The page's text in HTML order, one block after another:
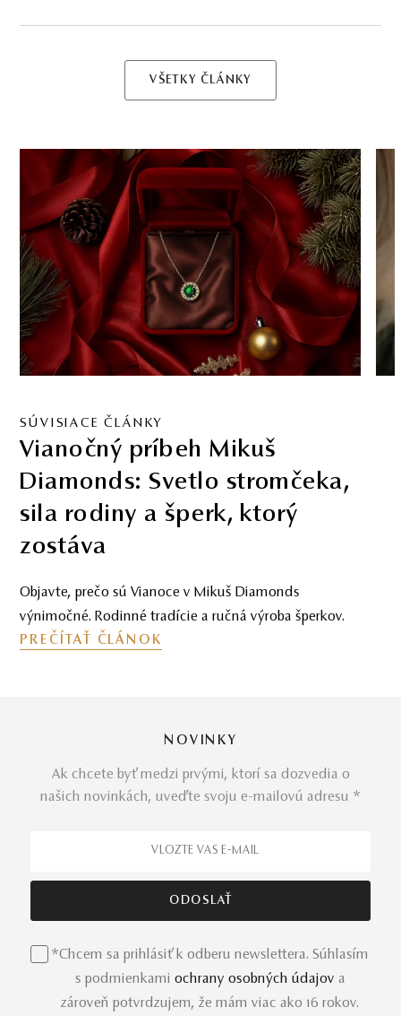
VŠETKY ČLÁNKY
SÚVISIACE ČLÁNKY
Vianočný príbeh Mikuš
Diamonds: Svetlo stromčeka,
sila rodiny a šperk, ktorý
zostáva
Objavte, prečo sú Vianoce v Mikuš Diamonds
výnimočné. Rodinné tradície a ručná výroba šperkov.
PREČÍTAŤ ČLÁNOK
NOVINKY
Ak chcete byť medzi prvými, ktorí sa dozvedia o
našich novinkách, uveďte svoju e-mailovú adresu *
*Chcem sa prihlásiť k odberu newslettera. Súhlasím
s podmienkami ochrany osobných údajov a
zároveň potvrdzujem, že mám viac ako 16 rokov.